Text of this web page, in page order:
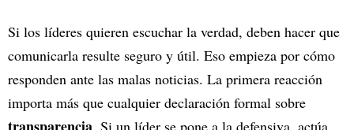
Si los líderes quieren escuchar la verdad, deben hacer que
comunicarla resulte seguro y útil. Eso empieza por cómo
responden ante las malas noticias. La primera reacción
importa más que cualquier declaración formal sobre